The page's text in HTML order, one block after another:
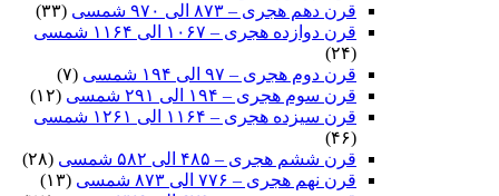
قرن دهم هجری – ۸۷۳ الی ۹۷۰ شمسی
(۳۳)
قرن دوازده هجری – ۱۰۶۷ الی ۱۱۶۴ شمسی
(۲۴)
قرن دوم هجری – ۹۷ الی ۱۹۴ شمسی
(۷)
قرن سوم هجری – ۱۹۴ الی ۲۹۱ شمسی
(۱۲)
قرن سیزده هجری – ۱۱۶۴ الی ۱۲۶۱ شمسی
(۴۶)
قرن ششم هجری – ۴۸۵ الی ۵۸۲ شمسی
(۲۸)
قرن نهم هجری – ۷۷۶ الی ۸۷۳ شمسی
(۱۳)